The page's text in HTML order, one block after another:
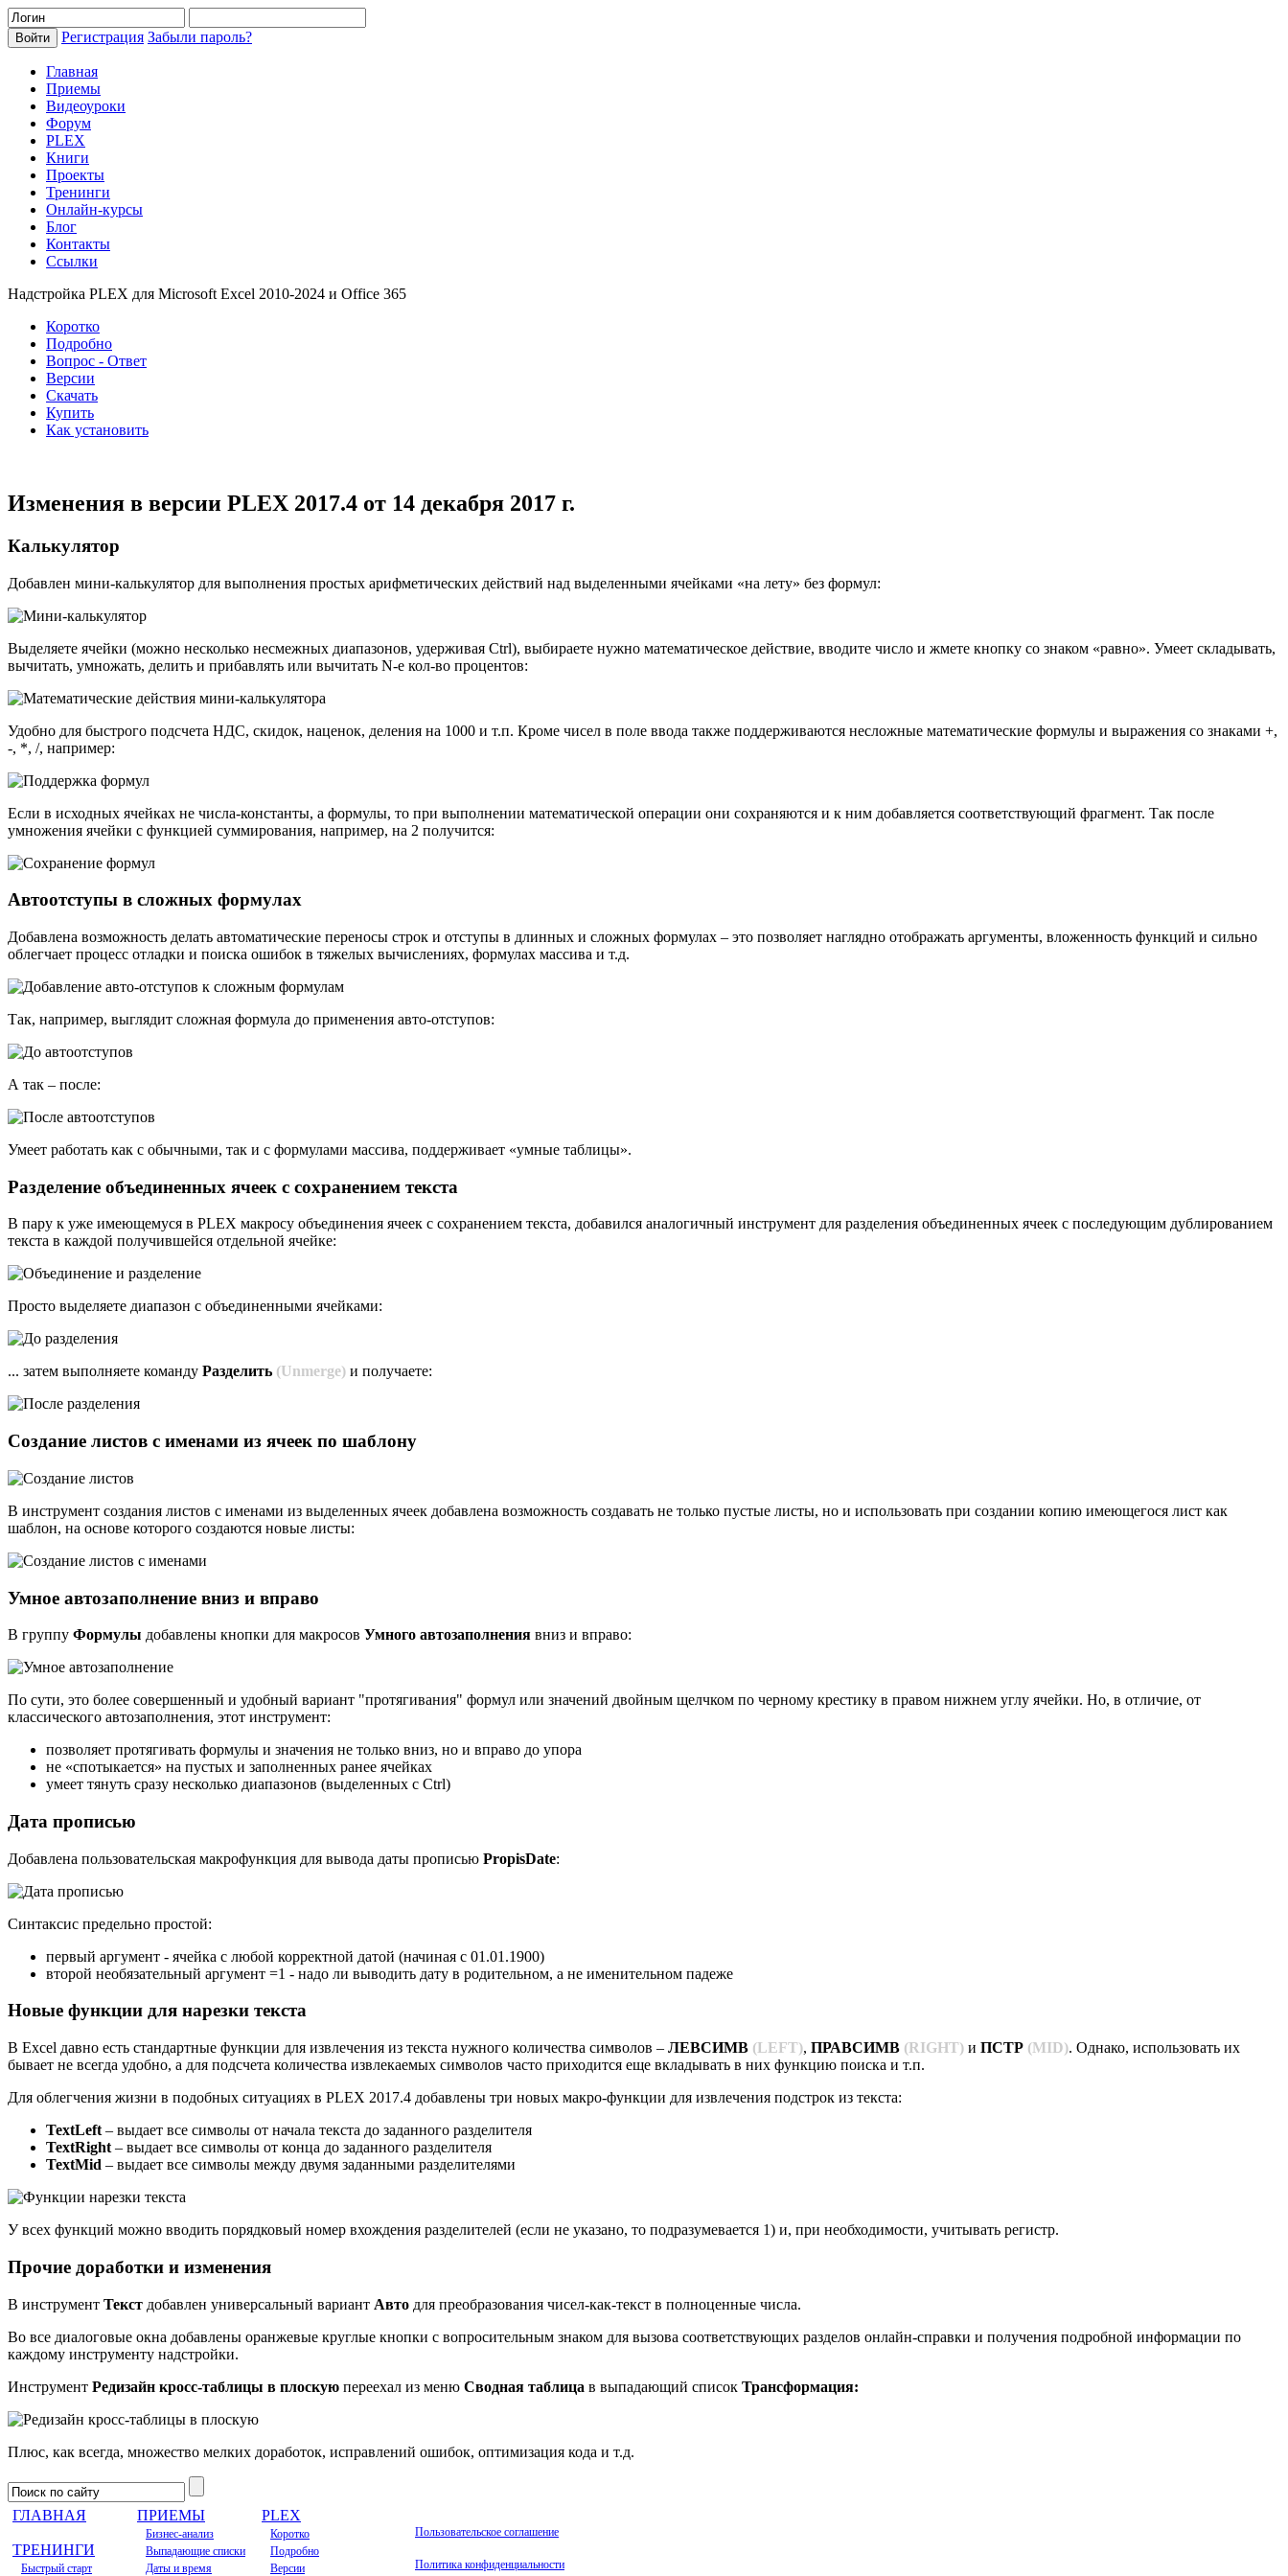
Регистрация Забыли пароль?
Главная
Приемы
Видеоуроки
Форум
PLEX
Книги
Проекты
Тренинги
Онлайн-курсы
Блог
Контакты
Ссылки
Надстройка PLEX для Microsoft Excel 2010-2024 и Office 365
Коротко
Подробно
Вопрос - Ответ
Версии
Скачать
Купить
Как установить
Изменения в версии PLEX 2017.4 от 14 декабря 2017 г.
Калькулятор
Добавлен мини-калькулятор для выполнения простых арифметических действий над выделенными ячейками «на лету» без формул:
Выделяете ячейки (можно несколько несмежных диапазонов, удерживая Ctrl), выбираете нужно математическое действие, вводите число и жмете кнопку со знаком «равно». Умеет складывать,
вычитать, умножать, делить и прибавлять или вычитать N-е кол-во процентов:
Удобно для быстрого подсчета НДС, скидок, наценок, деления на 1000 и т.п. Кроме чисел в поле ввода также поддерживаются несложные математические формулы и выражения со знаками +,
-, *, /, например:
Если в исходных ячейках не числа-константы, а формулы, то при выполнении математической операции они сохраняются и к ним добавляется соответствующий фрагмент. Так после
умножения ячейки с функцией суммирования, например, на 2 получится:
Автоотступы в сложных формулах
Добавлена возможность делать автоматические переносы строк и отступы в длинных и сложных формулах – это позволяет наглядно отображать аргументы, вложенность функций и сильно
облегчает процесс отладки и поиска ошибок в тяжелых вычислениях, формулах массива и т.д.
Так, например, выглядит сложная формула до применения авто-отступов:
А так – после:
Умеет работать как с обычными, так и с формулами массива, поддерживает «умные таблицы».
Разделение объединенных ячеек с сохранением текста
В пару к уже имеющемуся в PLEX макросу объединения ячеек с сохранением текста, добавился аналогичный инструмент для разделения объединенных ячеек с последующим дублированием
текста в каждой получившейся отдельной ячейке:
Просто выделяете диапазон с объединенными ячейками:
... затем выполняете команду Разделить (Unmerge) и получаете:
Создание листов с именами из ячеек по шаблону
В инструмент создания листов с именами из выделенных ячеек добавлена возможность создавать не только пустые листы, но и использовать при создании копию имеющегося лист как
шаблон, на основе которого создаются новые листы:
Умное автозаполнение вниз и вправо
В группу Формулы добавлены кнопки для макросов Умного автозаполнения вниз и вправо:
По сути, это более совершенный и удобный вариант "протягивания" формул или значений двойным щелчком по черному крестику в правом нижнем углу ячейки. Но, в отличие, от
классического автозаполнения, этот инструмент:
позволяет протягивать формулы и значения не только вниз, но и вправо до упора
не «спотыкается» на пустых и заполненных ранее ячейках
умеет тянуть сразу несколько диапазонов (выделенных с Ctrl)
Дата прописью
Добавлена пользовательская макрофункция для вывода даты прописью PropisDate:
Синтаксис предельно простой:
первый аргумент - ячейка с любой корректной датой (начиная с 01.01.1900)
второй необязательный аргумент =1 - надо ли выводить дату в родительном, а не именительном падеже
Новые функции для нарезки текста
В Excel давно есть стандартные функции для извлечения из текста нужного количества символов – ЛЕВСИМВ (LEFT), ПРАВСИМВ (RIGHT) и ПСТР (MID). Однако, использовать их
бывает не всегда удобно, а для подсчета количества извлекаемых символов часто приходится еще вкладывать в них функцию поиска и т.п.
Для облегчения жизни в подобных ситуациях в PLEX 2017.4 добавлены три новых макро-функции для извлечения подстрок из текста:
TextLeft – выдает все символы от начала текста до заданного разделителя
TextRight – выдает все символы от конца до заданного разделителя
TextMid – выдает все символы между двумя заданными разделителями
У всех функций можно вводить порядковый номер вхождения разделителей (если не указано, то подразумевается 1) и, при необходимости, учитывать регистр.
Прочие доработки и изменения
В инструмент Текст добавлен универсальный вариант Авто для преобразования чисел-как-текст в полноценные числа.
Во все диалоговые окна добавлены оранжевые круглые кнопки с вопросительным знаком для вызова соответствующих разделов онлайн-справки и получения подробной информации по
каждому инструменту надстройки.
Инструмент Редизайн кросс-таблицы в плоскую переехал из меню Сводная таблица в выпадающий список Трансформация:
Плюс, как всегда, множество мелких доработок, исправлений ошибок, оптимизация кода и т.д.
ГЛАВНАЯ
ТРЕНИНГИ
Быстрый старт
ПРИЕМЫ
Бизнес-анализ
Выпадающие списки
Даты и время
PLEX
Коротко
Подробно
Версии
Пользовательское соглашение
Политика конфиденциальности